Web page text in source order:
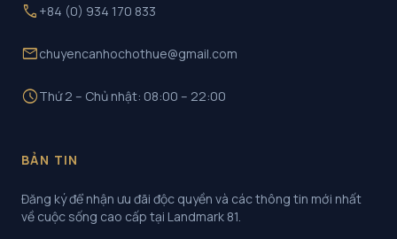
call +84 (0) 934 170 833
mailchuyencanhochothue@gmail.com
scheduleThứ 2 – Chủ nhật: 08:00 – 22:00
BẢN TIN
Đăng ký để nhận ưu đãi độc quyền và các thông tin mới nhất
về cuộc sống cao cấp tại Landmark 81.